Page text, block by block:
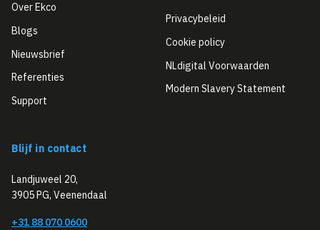
Over Ekco
Blogs
Nieuwsbrief
Referenties
Support
Privacybeleid
Cookie policy
NLdigital Voorwaarden
Modern Slavery Statement
Blijf in contact
Landjuweel 20,
3905 PG, Veenendaal
+31 88 070 0600